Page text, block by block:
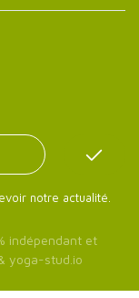
notre actualité.
indépendant et
yoga-stud.io